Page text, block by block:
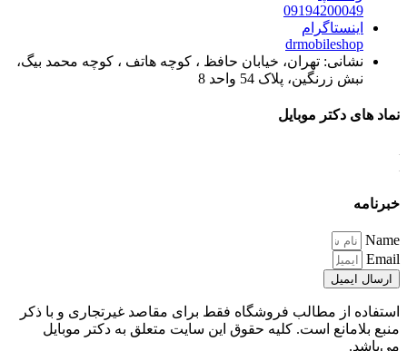
09194200049
اینستاگرام
drmobileshop
نشانی: تهران، خیابان حافظ ، کوچه هاتف ، کوچه محمد بیگ،
نبش زرنگین، پلاک 54 واحد 8
نماد های دکتر موبایل
خبرنامه
Name
Email
ارسال ایمیل
استفاده از مطالب فروشگاه فقط برای مقاصد غیرتجاری و با ذکر
منبع بلامانع است. کلیه حقوق این سایت متعلق به دکتر موبایل
می‌باشد.